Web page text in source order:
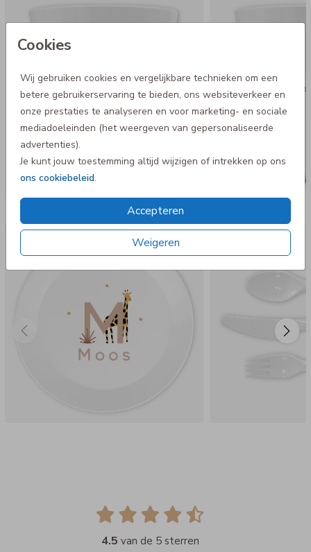
Cookies
Wij gebruiken cookies en vergelijkbare technieken om een
betere gebruikerservaring te bieden, ons websiteverkeer en
onze prestaties te analyseren en voor marketing- en sociale
mediadoeleinden (het weergeven van gepersonaliseerde
advertenties).
Je kunt jouw toestemming altijd wijzigen of intrekken op ons
ons cookiebeleid.
Accepteren
Weigeren
Nog meer in deze stijl
Kinderbordje
4.5 van de 5 sterren